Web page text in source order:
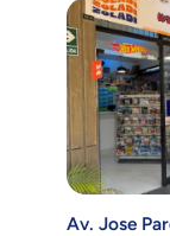
Av. Jose